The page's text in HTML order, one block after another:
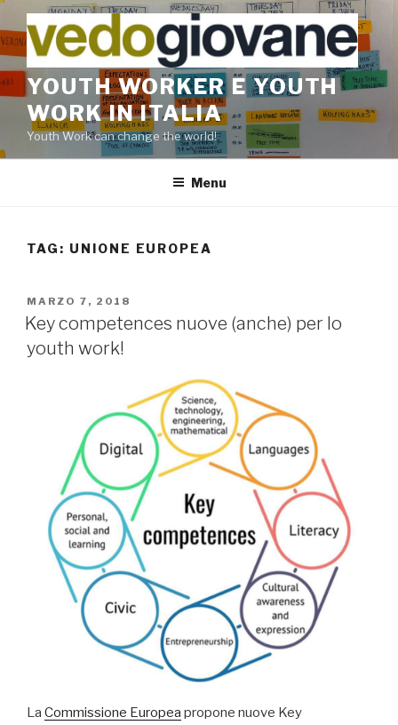
Salta
al
contenuto
YOUTH WORKER E YOUTH
WORK IN ITALIA
Youth Work can change the world!
Menu
TAG: UNIONE EUROPEA
PUBBLICATO
IL
MARZO 7, 2018
Key competences nuove (anche) per lo
youth work!
La Commissione Europea propone nuove Key